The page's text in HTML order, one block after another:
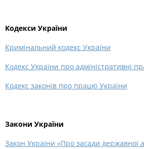
Кодекси України
Кримінальний кодекс України
Кодекс України про адміністративні
Кодекс законів про працю України
Закони України
Закон України «Про засади державної